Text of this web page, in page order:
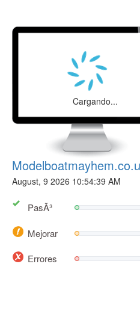
Cargando...
August, 9 2026 10:54:39 AM
PasÃ³
Mejorar
Errores